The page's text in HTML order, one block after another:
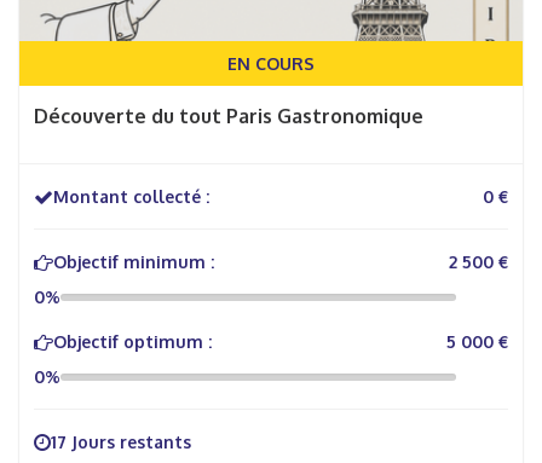
EN COURS
Découverte du tout Paris Gastronomique
Montant collecté : 0 €
Objectif minimum :
2 500 €
0%
Objectif optimum :
5 000 €
0%
17 Jours restants